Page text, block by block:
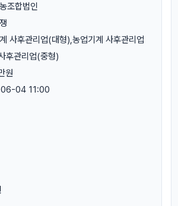
조합법인
사후관리업(대형),농업기계 사후관리업
후관리업(중형)
원
06-04 11:00